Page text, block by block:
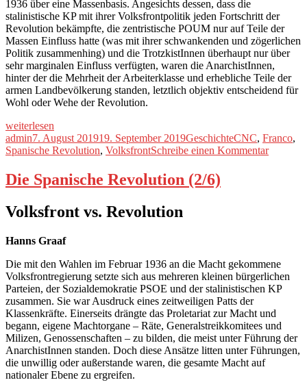
1936 über eine Massenbasis. Angesichts dessen, dass die
stalinistische KP mit ihrer Volksfrontpolitik jeden Fortschritt der
Revolution bekämpfte, die zentristische POUM nur auf Teile der
Massen Einfluss hatte (was mit ihrer schwankenden und zögerlichen
Politik zusammenhing) und die TrotzkistInnen überhaupt nur über
sehr marginalen Einfluss verfügten, waren die AnarchistInnen,
hinter der die Mehrheit der Arbeiterklasse und erhebliche Teile der
armen Landbevölkerung standen, letztlich objektiv entscheidend für
Wohl oder Wehe der Revolution.
„Die
Spanische
Revolution
weiterlesen
Autor
adminVeröffentlicht
am
7. August 201919. September 2019Kategorien
GeschichteSchlagwörter
CNC, Franco,
Spanische Revolution, VolksfrontSchreibe einen Kommentarzu
Die Spanische Revolution (2/6)
Volksfront vs. Revolution
Hanns Graaf
Die mit den Wahlen im Februar 1936 an die Macht gekommene
Volksfrontregierung setzte sich aus mehreren kleinen bürgerlichen
Parteien, der Sozialdemokratie PSOE und der stalinistischen KP
zusammen. Sie war Ausdruck eines zeitweiligen Patts der
Klassenkräfte. Einerseits drängte das Proletariat zur Macht und
begann, eigene Machtorgane – Räte, Generalstreikkomitees und
Milizen, Genossenschaften – zu bilden, die meist unter Führung der
AnarchistInnen standen. Doch diese Ansätze litten unter Führungen,
die unwillig oder außerstande waren, die gesamte Macht auf
nationaler Ebene zu ergreifen.